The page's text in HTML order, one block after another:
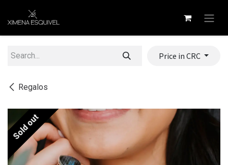
Regalos
Price in CRC
Sold out